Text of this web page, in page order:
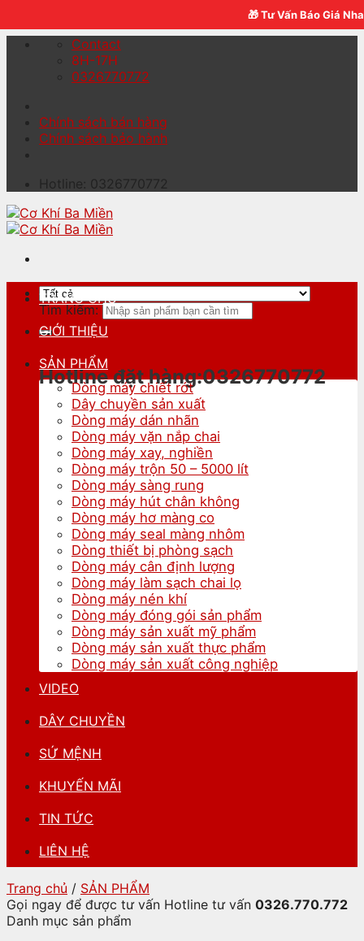
Contact
8H-17H
0326770772
Chính sách bán hàng
Chính sách bảo hành
Hotline: 0326770772
Tìm kiếm:
Hotline đặt hàng:0326770772
TRANG CHỦ
GIỚI THIỆU
SẢN PHẨM
Dòng máy chiết rót
Dây chuyền sản xuất
Dòng máy dán nhãn
Dòng máy vặn nắp chai
Dòng máy xay, nghiền
Dòng máy trộn 50 – 5000 lít
Dòng máy sàng rung
Dòng máy hút chân không
Dòng máy hơ màng co
Dòng máy seal màng nhôm
Dòng thiết bị phòng sạch
Dòng máy cân định lượng
Dòng máy làm sạch chai lọ
Dòng máy nén khí
Dòng máy đóng gói sản phẩm
Dòng máy sản xuất mỹ phẩm
Dòng máy sản xuất thực phẩm
Dòng máy sản xuất công nghiệp
VIDEO
DÂY CHUYỀN
SỨ MỆNH
KHUYẾN MÃI
TIN TỨC
LIÊN HỆ
Trang chủ / SẢN PHẨM
Gọi ngay để được tư vấn Hotline tư vấn 0326.770.772
Danh mục sản phẩm
🎁 Tư Vấn Báo Giá